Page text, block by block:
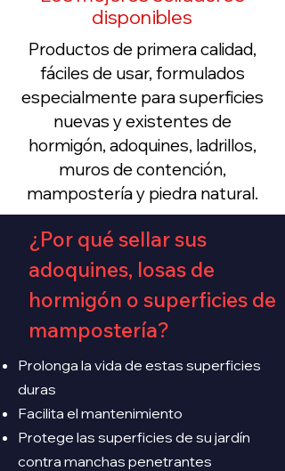
disponibles
Productos de primera calidad,
fáciles de usar, formulados
especialmente para superficies
nuevas y existentes de
hormigón, adoquines, ladrillos,
muros de contención,
mampostería y piedra natural.
¿Por qué sellar sus
adoquines, losas de
hormigón o superficies de
mampostería?
Prolonga la vida de estas superficies
duras
Facilita el mantenimiento
Protege las superficies de su jardín
contra manchas penetrantes